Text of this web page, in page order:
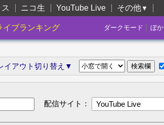
ニコ生 YouTube Live その他▼
イブランキング ぼ
ダークモード
イアウト切り替え▼
配信サイト：
YouTube Live